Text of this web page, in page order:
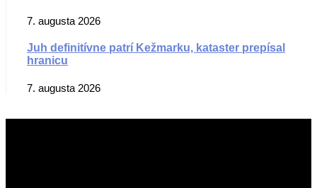
7. augusta 2026
Juh definitívne patrí Kežmarku, kataster prepísal
hranicu
7. augusta 2026